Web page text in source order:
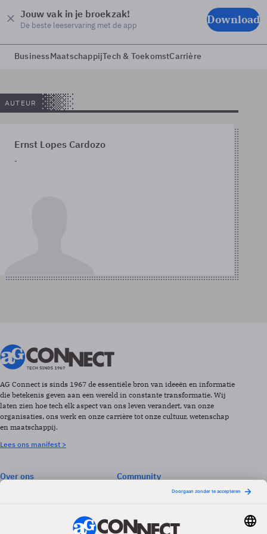
Jouw vak in je broekzak!
De beste leeservaring met de app Download
BusinessMaatschappijTech & ToekomstCarrière
AUTEUR
Ernst Lopes Cardozo
-
AG Connect is sinds 1967 de essentiële bron van ideeën en informatie
die betekenis geven aan een wereld in constante transformatie. Wij
laten zien hoe tech elk aspect van ons leven verandert, van onze
organisaties, ons werk en onze carrière tot onze cultuur, wetenschap
en maatschappij.
Lees ons manifest >
Over ons
Community
Events & Opleidingen
Vacatures